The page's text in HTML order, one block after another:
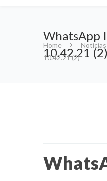
WhatsApp
10.42.21 (2)
Home Noticias
10.42.21 (2)